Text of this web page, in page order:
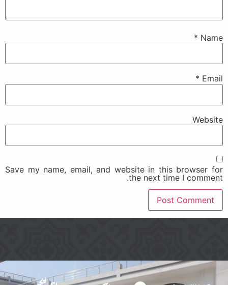
Name
*
Email
*
Website
Save my name, email, and website in this browser for
the next time I comment.